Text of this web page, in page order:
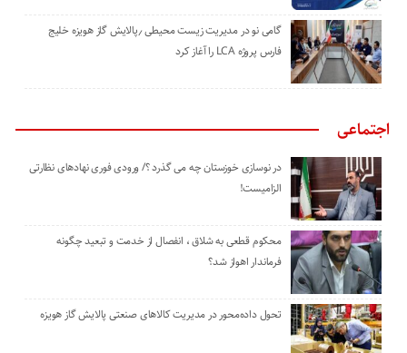
گامی نو در مدیریت زیست ‌محیطی ٫پالایش گاز هویزه خلیج
‌فارس پروژه LCA را آغاز کرد
اجتماعی
در نوسازی خوزستان چه می گذرد ؟/ ورودی فوری نهادهای نظارتی
الزامیست!
محکوم قطعی به شلاق ، انفصال از خدمت و تبعید چگونه
فرماندار اهواز شد؟
تحول داده‌محور در مدیریت کالاهای صنعتی پالایش گاز هویزه